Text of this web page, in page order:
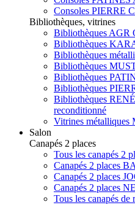
Consoles PIERRE
Bibliothèques, vitrines
Bibliothèques AGR
Bibliothèques
Bibliothèques
Bibliothèques
Bibliothèques
Bibliothèques
Bibliothèques
reconditionné
Vitrines métalliques
Salon
Canapés 2 places
Tous les canapés 2
Canapés 2 places
Canapés 2 places
Canapés 2 places
Tous les canapés de